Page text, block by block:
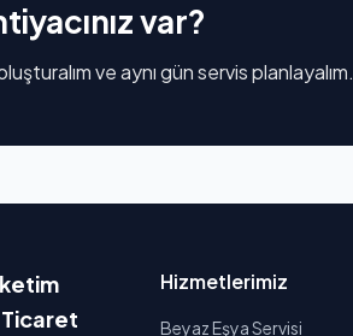
var?
ve aynı gün servis planlayalım.
Ticaret
Hizmetlerimiz
Beyaz Eşya Servisi